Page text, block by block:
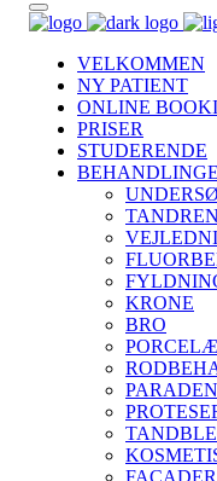
VELKOMMEN
NY PATIENT
ONLINE
PRISER
STUDERENDE
KRONE
BRO